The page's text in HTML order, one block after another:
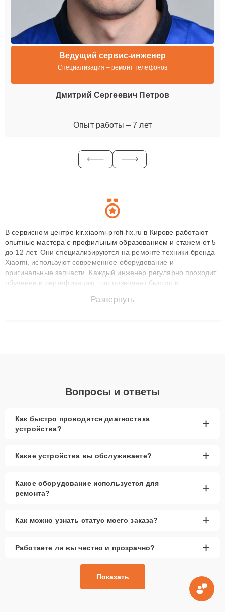
Ведущий сервис-инженер
Специализация – ремонт телефонов
Дмитрий Сергеевич Петров
Опыт работы – 7 лет
В сервисном центре kir.xiaomi-profi-fix.ru в Кирове работают
опытные мастера с профильным образованием и стажем от 5
до 12 лет. Они специализируются на ремонте техники бренда
Xiaomi, используют современное оборудование и
оригинальные запчасти. Каждый инженер регулярно проходит
обучение и сертификацию, что позволяет быстро и
сохранением гарантии до 3 лет. Наши мастера решают
Развернуть
Вопросы и ответы
Как быстро проводится диагностика
устройства?
+
Какие устройства вы обслуживаете? +
Какое оборудование используется для
ремонта?
+
Как можно узнать статус моего заказа? +
Работаете ли вы честно и прозрачно? +
Показать